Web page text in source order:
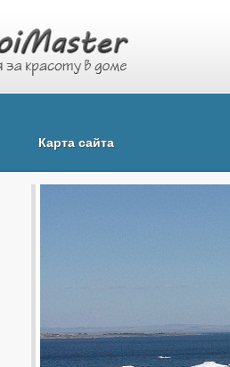
Карта сайта